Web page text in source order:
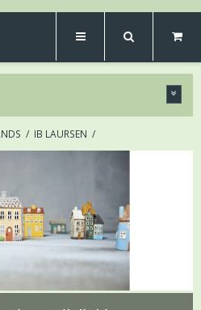
/ IB LAURSEN /